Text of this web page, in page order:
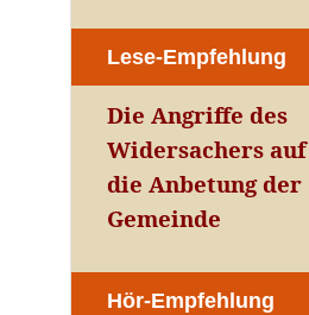
Lese-Empfehlung
Die Angriffe des
Widersachers auf
die Anbetung der
Gemeinde
Hör-Empfehlung